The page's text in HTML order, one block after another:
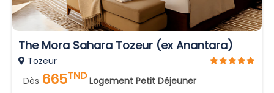
The Mora Sahara Tozeur (ex Anantara)
Tozeur
Dès 665TND Logement Petit Déjeuner